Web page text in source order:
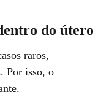
do útero
raros,
Por isso, o